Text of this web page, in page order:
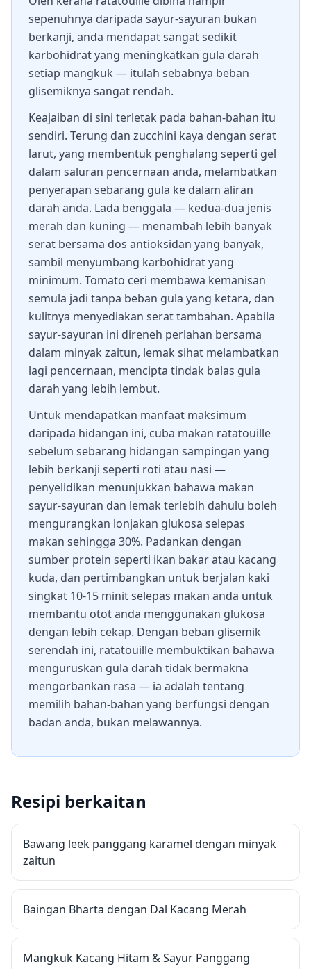
sepenuhnya daripada sayur-sayuran bukan
berkanji, anda mendapat sangat sedikit
karbohidrat yang meningkatkan gula darah
setiap mangkuk — itulah sebabnya beban
glisemiknya sangat rendah.
Keajaiban di sini terletak pada bahan-bahan itu
sendiri. Terung dan zucchini kaya dengan serat
larut, yang membentuk penghalang seperti gel
dalam saluran pencernaan anda, melambatkan
penyerapan sebarang gula ke dalam aliran
darah anda. Lada benggala — kedua-dua jenis
merah dan kuning — menambah lebih banyak
serat bersama dos antioksidan yang banyak,
sambil menyumbang karbohidrat yang
minimum. Tomato ceri membawa kemanisan
semula jadi tanpa beban gula yang ketara, dan
kulitnya menyediakan serat tambahan. Apabila
sayur-sayuran ini direneh perlahan bersama
dalam minyak zaitun, lemak sihat melambatkan
lagi pencernaan, mencipta tindak balas gula
darah yang lebih lembut.
Untuk mendapatkan manfaat maksimum
daripada hidangan ini, cuba makan ratatouille
sebelum sebarang hidangan sampingan yang
lebih berkanji seperti roti atau nasi —
penyelidikan menunjukkan bahawa makan
sayur-sayuran dan lemak terlebih dahulu boleh
mengurangkan lonjakan glukosa selepas
makan sehingga 30%. Padankan dengan
sumber protein seperti ikan bakar atau kacang
kuda, dan pertimbangkan untuk berjalan kaki
singkat 10-15 minit selepas makan anda untuk
membantu otot anda menggunakan glukosa
dengan lebih cekap. Dengan beban glisemik
serendah ini, ratatouille membuktikan bahawa
menguruskan gula darah tidak bermakna
mengorbankan rasa — ia adalah tentang
memilih bahan-bahan yang berfungsi dengan
badan anda, bukan melawannya.
Resipi berkaitan
Bawang leek panggang karamel dengan minyak
zaitun
Baingan Bharta dengan Dal Kacang Merah
Mangkuk Kacang Hitam & Sayur Panggang